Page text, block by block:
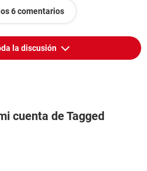
6 comentarios
la discusión
cuenta de Tagged